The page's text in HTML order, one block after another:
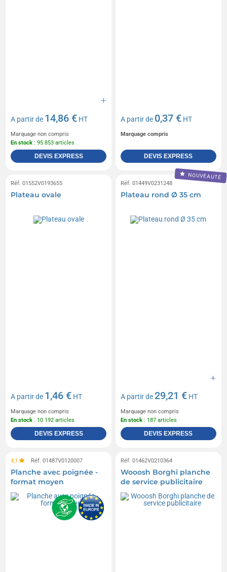
A partir de 14,86 € HT
Marquage non compris
En stock : 95 853 articles
DEVIS EXPRESS
A partir de 0,37 € HT
Marquage compris
DEVIS EXPRESS
Réf. 01552V0193655
Plateau ovale
A partir de 1,46 € HT
Marquage non compris
En stock : 10 192 articles
DEVIS EXPRESS
NOUVEAUTÉ
Réf. 01449V0231248
Plateau rond Ø 35 cm
A partir de29,21 € HT
Marquage non compris
En stock : 187 articles
DEVIS EXPRESS
4,1 Réf. 01487V0120007
Planche avec poignée -
format moyen
Réf. 01462V0210364
Wooosh Borghi planche
de service publicitaire